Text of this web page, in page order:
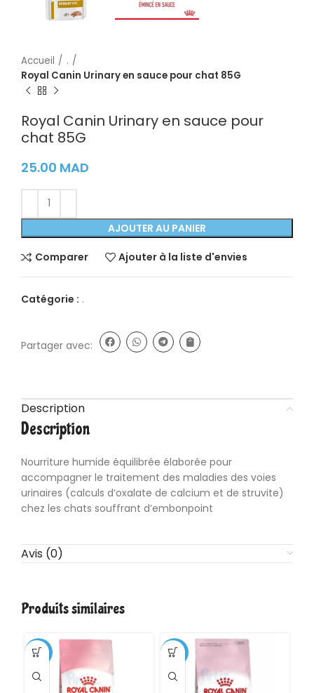
Accueil
.
Royal Canin Urinary en sauce pour chat 85G
Royal Canin Urinary en sauce pour
chat 85G
25.00 MAD
AJOUTER AU PANIER
Comparer Ajouter à la liste d'envies
Catégorie : .
Partager avec:
Description
Description
Nourriture humide équilibrée élaborée pour
accompagner le traitement des maladies des voies
urinaires (calculs d’oxalate de calcium et de struvite)
chez les chats souffrant d’embonpoint
Avis (0)
Produits similaires
-1% -11%